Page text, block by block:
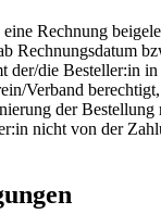
Rechnung
Rechnungsdatum
der/die Besteller:in
Verband
der
nicht von der